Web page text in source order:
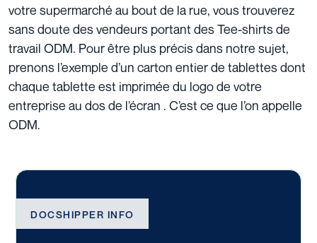
votre supermarché au bout de la rue, vous trouverez
sans doute des vendeurs portant des Tee-shirts de
travail ODM. Pour être plus précis dans notre sujet,
prenons l’exemple d’un carton entier de tablettes dont
chaque tablette est imprimée du logo de votre
entreprise au dos de l’écran . C’est ce que l’on appelle
ODM.
DOCSHIPPER INFO